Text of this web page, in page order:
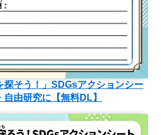
探そう！」SDGsアクションシー
自由研究に【無料DL】